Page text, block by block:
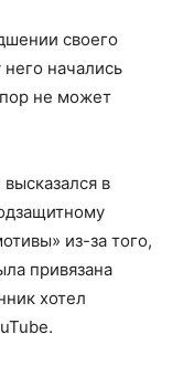
своего
начались
не может
в
из-за того,
привязана
хотел